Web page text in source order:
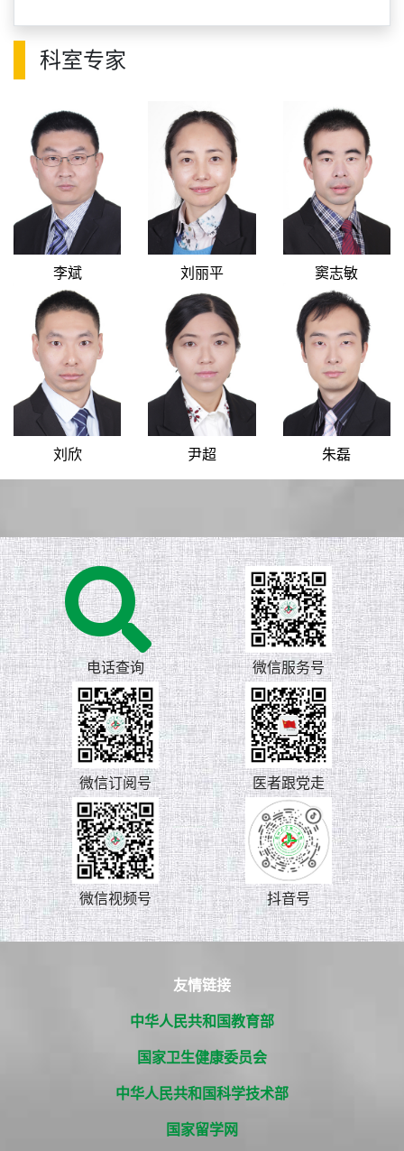
科室专家
李斌 刘丽平 窦志敏
刘欣 尹超 朱磊
电话查询 微信服务号
微信订阅号 医者跟党走
微信视频号 抖音号
友情链接
中华人民共和国教育部
国家卫生健康委员会
中华人民共和国科学技术部
国家留学网